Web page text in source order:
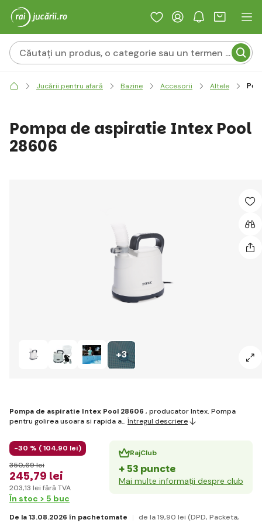
Jucării pentru afară Bazine Accesorii Altele
+3
Pompa de aspiratie Intex Pool
28606
Pompa de aspiratie Intex Pool 28606 , producator Intex. Pompa
pentru golirea usoara si rapida a… Întregul descriere
-30 % (104,90 lei)
245,79 lei
350,69 lei
203,13 lei fără TVA
RajClub
+ 53 puncte
Mai multe informații despre club
În stoc > 5 buc
De la 13.08.2026 în pachetomate de la 19,90 lei (DPD, Packeta,